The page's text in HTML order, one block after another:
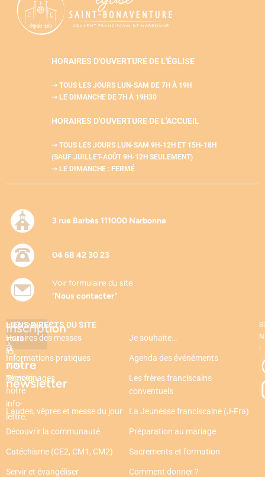
HORAIRES D'OUVERTURE DE L'ÉGLISE
➝ TOUS LES JOURS LUN-SAM DE 7H À 19H
➝ LE DIMANCHE DE 7H À 19H30
HORAIRES D'OUVERTURE DE L'ACCUEIL
➝ TOUS LES JOURS LUN-SAM 9H-12H ET 15H-18H
(SAUF JUILLET-AOÛT 9H-12H SEULEMENT)
➝ LE DIMANCHE : FERMÉ
3 rue Barbès 111000 Narbonne
04 68 42 30 23
Voir formulaire du site
"Nous contacter"
Inscription
à
notre
newsletter
Inscrivez-
vous
ici
pour
recevoir
notre
info-
lettre.
LIENS DIRECTS DU SITE
Horaires des messes
Je souhaite…
Informations pratiques Agenda des événéments
Témoignages
Les frères franciscains
conventuels
Laudes, vêpres et messe du jour La Jeunesse franciscaine (J-Fra)
Découvrir la communauté Préparation au mariage
Catéchisme (CE2, CM1, CM2) Sacrements et formation
Servir et évangéliser Comment donner ?
!